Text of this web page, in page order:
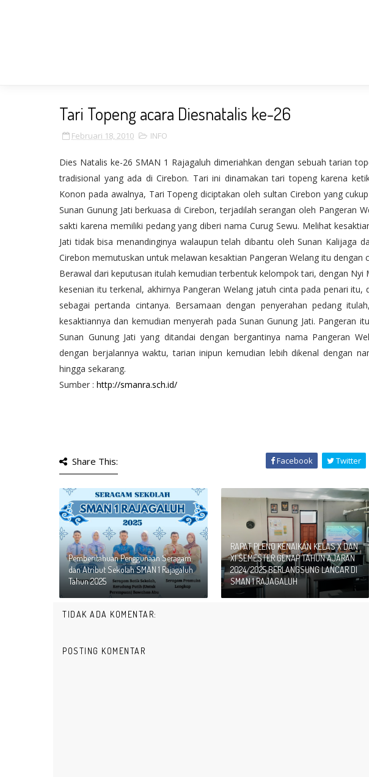
Tari Topeng acara Diesnatalis ke-26
Februari 18, 2010 INFO
Dies Natalis ke-26 SMAN 1 Rajagaluh dimeriahkan dengan sebuah tarian
tradisional yang ada di Cirebon. Tari ini dinamakan tari topeng karena
Konon pada awalnya, Tari Topeng diciptakan oleh sultan Cirebon yang
Sunan Gunung Jati berkuasa di Cirebon, terjadilah serangan oleh Pangeran
sakti karena memiliki pedang yang diberi nama Curug Sewu. Melihat
Jati tidak bisa menandinginya walaupun telah dibantu oleh Sunan Kalijaga
Cirebon memutuskan untuk melawan kesaktian Pangeran Welang itu dengan
Berawal dari keputusan itulah kemudian terbentuk kelompok tari, dengan Nyi
kesenian itu terkenal, akhirnya Pangeran Welang jatuh cinta pada penari itu,
sebagai pertanda cintanya. Bersamaan dengan penyerahan pedang
kesaktiannya dan kemudian menyerah pada Sunan Gunung Jati. Pangeran
Sunan Gunung Jati yang ditandai dengan bergantinya nama Pangeran
dengan berjalannya waktu, tarian inipun kemudian lebih dikenal dengan
hingga sekarang.
Sumber : http://smanra.sch.id/
Share This: Facebook Twitter
Pemberitahuan Penggunaan Seragam
dan Atribut Sekolah SMAN 1 Rajagaluh
Tahun 2025
RAPAT PLENO KENAIKAN KELAS X DAN
XI SEMESTER GENAP TAHUN AJARAN
2024/2025 BERLANGSUNG LANCAR DI
SMAN 1 RAJAGALUH
TIDAK ADA KOMENTAR:
POSTING KOMENTAR